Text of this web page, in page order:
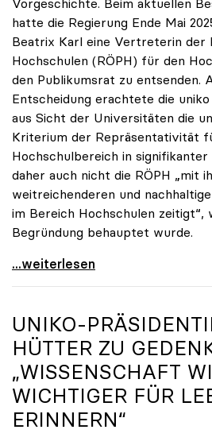
Vorgeschichte. Beim aktuellen
hatte die Regierung Ende Mai
Beatrix Karl eine Vertreterin der
Hochschulen (RÖPH) für den
den Publikumsrat zu entsenden.
Entscheidung erachtete die
aus Sicht der Universitäten die
Kriterium der Repräsentativität
Hochschulbereich in
daher auch nicht die RÖPH „mit
weitreichenderen und
im Bereich Hochschulen zeitigt“,
Begründung behauptet wurde.
ORF-Publikumsrat: Regierung
...weiterlesen
UNIKO-
HÜTTER ZU
„WISSENSCHAFT
WICHTIGER FÜR
ERINNERN“